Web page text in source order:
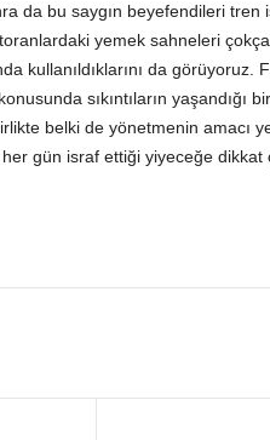
da bu saygın beyefendileri tren
yemek sahneleri çokça
kullanıldıklarını da görüyoruz.
sıkıntıların yaşandığı
belki de yönetmenin amacı
gün israf ettiği yiyeceğe dikkat